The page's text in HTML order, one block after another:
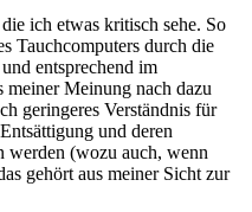
ich etwas kritisch sehe. So
Tauchcomputers durch die
entsprechend im
Meinung nach dazu
geringeres Verständnis für
und deren
werden (wozu auch, wenn
gehört aus meiner Sicht zur